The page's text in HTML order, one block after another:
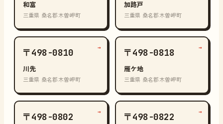
和富
三重県 桑名郡木曽岬町
加路戸
三重県 桑名郡木曽岬町
〒498-0810
川先
三重県 桑名郡木曽岬町
→ 〒498-0818
雁ケ地
三重県 桑名郡木曽岬町
→
〒498-0802 → 〒498-0822 →